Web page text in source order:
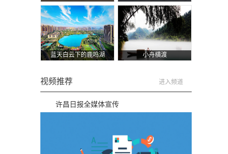
体局在南湖游园开展“敬
老月”宣传暨全民健身气
功展演活动
蓝天白云下的鹿鸣湖 小舟横渡
视频推荐 进入频道
许昌日报全媒体宣传